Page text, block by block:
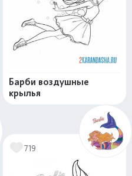
Барби воздушные
крылья
719